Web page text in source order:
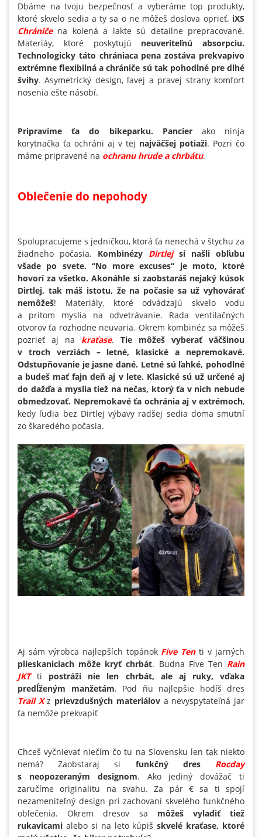
Dbáme na tvoju bezpečnosť a vyberáme top produkty,
ktoré skvelo sedia a ty sa o ne môžeš doslova oprieť. iXS
Chráničena kolená a lakte sú detailne prepracované.
Materiáy, ktoré poskytujú neuveriteľnú absorpciu.
Technologicky táto chrániaca pena zostáva prekvapivo
extrémne flexibilná a chrániče sú tak pohodlné pre dlhé
švihy. Asymetrický design, ľavej a pravej strany komfort
nosenia ešte násobí.
Pripravíme ťa do bikeparku. Pancierako ninja
korytnačka ťa ochráni aj v tej najväčšej potiaži. Pozri čo
máme pripravené na ochranu hrude a chrbátu.
Oblečenie do nepohody
Spolupracujeme s jedničkou, ktorá ťa nenechá v štychu za
žiadneho počasia. Kombinézy Dirtlej si našli obľubu
všade po svete. “No more excuses“ je moto, ktoré
hovorí za všetko. Akonáhle si zaobstaráš nejaký kúsok
Dirtlej, tak máš istotu, že na počasie sa už vyhovárať
nemôžeš! Materiály, ktoré odvádzajú skvelo vodu
a pritom myslia na odvetrávanie. Rada ventilačných
otvorov ťa rozhodne neuvaria. Okrem kombinéz sa môžeš
pozrieť aj na kraťase. Tie môžeš vyberať väčšinou
v troch verziách – letné, klasické a nepremokavé.
Odstupňovanie je jasne dané. Letné sú ľahké, pohodlné
a budeš mať fajn deň aj v lete. Klasické sú už určené aj
do dažďa a myslia tiež na nečas, ktorý ťa v nich nebude
obmedzovať. Nepremokavé ťa ochránia aj v extrémoch,
kedy ľudia bez Dirtlej výbavy radšej sedia doma smutní
zo škaredého počasia.
Aj sám výrobca najlepších topánok Five Tenti v jarných
plieskaniciach môže kryť chrbát. Budna Five Ten Rain
JKTti postráži nie len chrbát, ale aj ruky, vďaka
predĺženým manžetám. Pod ňu najlepšie hodíš dres
Trail Xz prievzdušných materiálova nevyspytateľná jar
ťa nemôže prekvapiť
Chceš vyčnievať niečím čo tu na Slovensku len tak niekto
nemá? Zaobstaraj si funkčný dres Rocday
s neopozeraným designom. Ako jediný dovážač ti
zaručíme originalitu na svahu. Za pár € sa ti spojí
nezameniteľný design pri zachovaní skvelého funkčného
oblečenia. Okrem dresov sa môžeš vyladiť tiež
rukavicami alebo si na leto kúpišskvelé kraťase, ktoré